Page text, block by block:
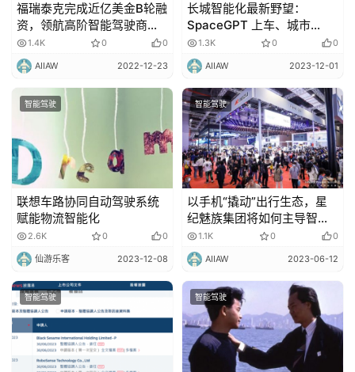
福瑞泰克完成近亿美金B轮融
资，领航高阶智能驾驶商业
化新赛道
1.4K 0 0
AIIAW 2022-12-23
长城智能化最新野望：
SpaceGPT 上车、城市
NOA 落地100城、杨继峰领
衔 AI Lab
1.3K 0 0
AIIAW 2023-12-01
智能驾驶
联想车路协同自动驾驶系统
赋能物流智能化
2.6K 0 0
仙游乐客 2023-12-08
智能驾驶
以手机“撬动”出行生态，星
纪魅族集团将如何主导智能
座舱的行业变革？
1.1K 0 0
AIIAW 2023-06-12
智能驾驶 智能驾驶